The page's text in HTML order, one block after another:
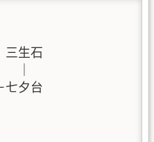
三生石
｜
七夕台